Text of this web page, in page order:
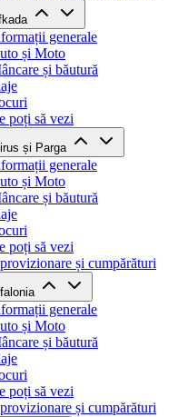
generale
și Moto
și băutură
poți să vezi
și Parga
generale
și Moto
și băutură
poți să vezi
și cumpărături
generale
și Moto
și băutură
poți să vezi
și cumpărături